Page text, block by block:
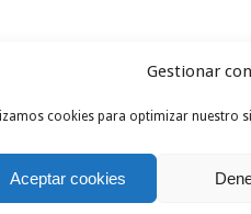
Gestionar
cookies para optimizar nuestro
Aceptar cookies